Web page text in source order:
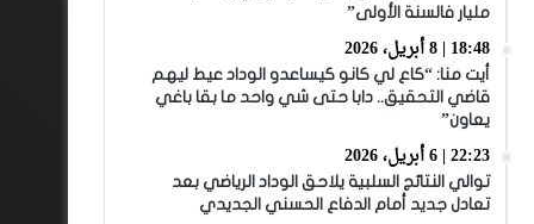
مليار فالسنة الأولى”
18:48 | 8 أبريل، 2026
أيت منا: “كاع لي كانو كيساعدو الوداد عيط ليهم
قاضي التحقيق.. دابا حتى شي واحد ما بقا باغي
يعاون”
22:23 | 6 أبريل، 2026
توالي النتائج السلبية يلاحق الوداد الرياضي بعد
تعادل جديد أمام الدفاع الحسني الجديدي